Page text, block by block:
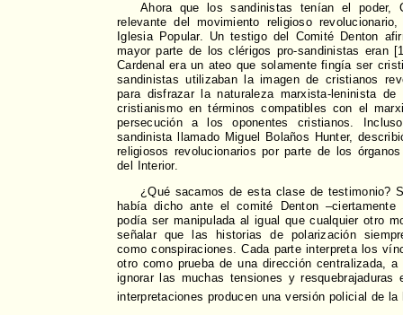
Ahora que los sandinistas tenían el poder,
relevante del movimiento religioso
Iglesia Popular. Un testigo del Comité Denton
mayor parte de los clérigos pro-sandinistas eran
Cardenal era un ateo que solamente fingía ser
sandinistas utilizaban la imagen de cristianos
para disfrazar la naturaleza marxista-leninista
cristianismo en términos compatibles con el
persecución a los oponentes cristianos.
sandinista llamado Miguel Bolaños Hunter,
religiosos revolucionarios por parte de los
del Interior.
¿Qué sacamos de esta clase de testimonio?
había dicho ante el comité Denton
podía ser manipulada al igual que cualquier otro
señalar que las historias de polarización
como conspiraciones. Cada parte interpreta los
otro como prueba de una dirección centralizada, a
ignorar las muchas tensiones y
interpretaciones producen una versión policial de la